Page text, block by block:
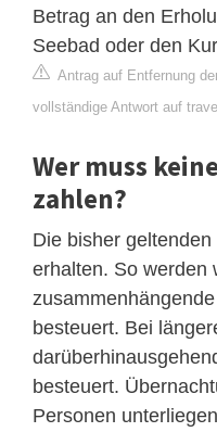
Betrag an den
Seebad oder den
Antrag auf Entfernung
vollständige Antwort auf
Wer muss
zahlen?
Die bisher
erhalten. So werden
besteuert. Bei
besteuert.
Personen